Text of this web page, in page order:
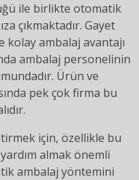
ile birlikte otomatik
çıkmaktadır. Gayet
kolay ambalaj avantajı
ambalaj personelinin
Ürün ve
pek çok firma bu
için, özellikle bu
almak önemli
ambalaj yöntemini